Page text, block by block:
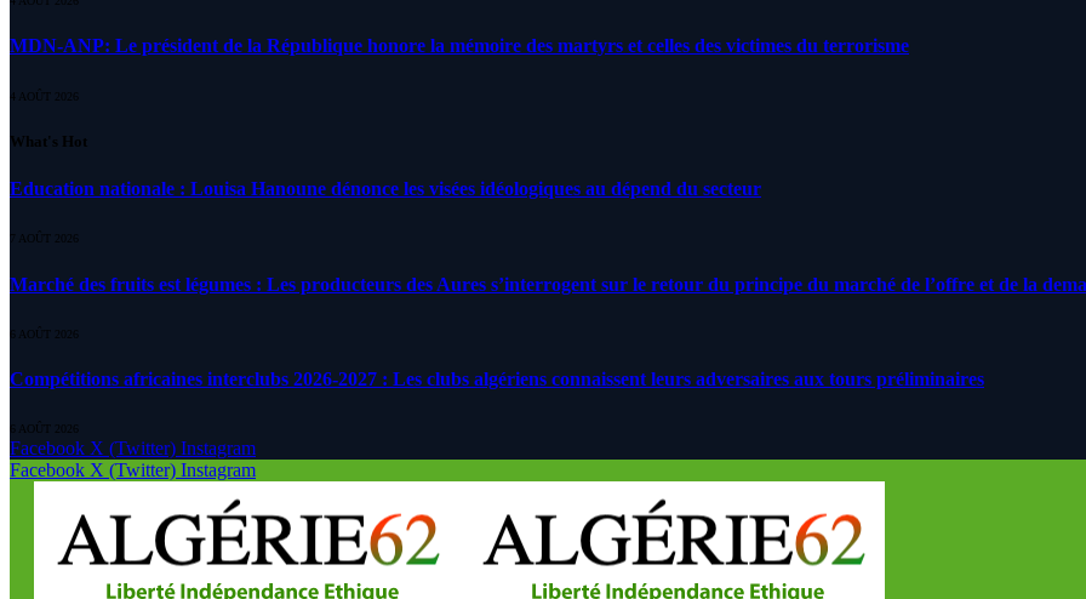
MDN-ANP: Le président de la République honore la mémoire des martyrs et celles des victimes du terrorisme
4 AOÛT 2026
What's Hot
Education nationale : Louisa Hanoune dénonce les visées idéologiques au dépend du secteur
7 AOÛT 2026
Marché des fruits est légumes : Les producteurs des Aures s’interrogent sur le retour du principe du marché de l’offre et de la
6 AOÛT 2026
Compétitions africaines interclubs 2026-2027 : Les clubs algériens connaissent leurs adversaires aux tours préliminaires
6 AOÛT 2026
Facebook X (Twitter) Instagram
Facebook X (Twitter) Instagram